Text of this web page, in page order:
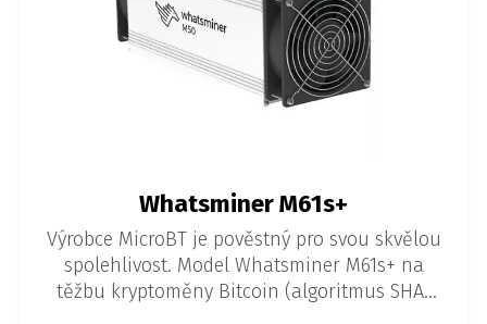
Whatsminer M61s+
Výrobce MicroBT je pověstný pro svou skvělou
spolehlivost. Model Whatsminer M61s+ na
těžbu kryptoměny Bitcoin (algoritmus SHA-